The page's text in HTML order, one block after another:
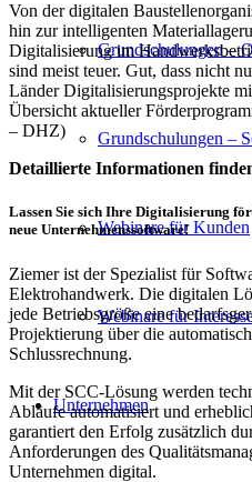
Grundschulungen –
Grundschulungen –
Webinare für Kunden
Webinare für
Unternehmen
Von der digitalen
hin zur intelligenten
Digitalisierung im
sind meist teuer. Gut, dass nicht
Länder Digitalisierungsprojekte
Übersicht aktueller
– DHZ)
Detaillierte Informationen
Lassen Sie sich Ihre Digitalisierung
neue Unternehmenssoftware!
Ziemer ist der Spezialist für
Elektrohandwerk. Die digitalen
jede Betriebsgröße eine
Projektierung über die
Schlussrechnung.
Mit der SCC-Lösung werden
Abläufe automatisiert und
garantiert den Erfolg zusätzlich
Anforderungen des
Unternehmen digital.